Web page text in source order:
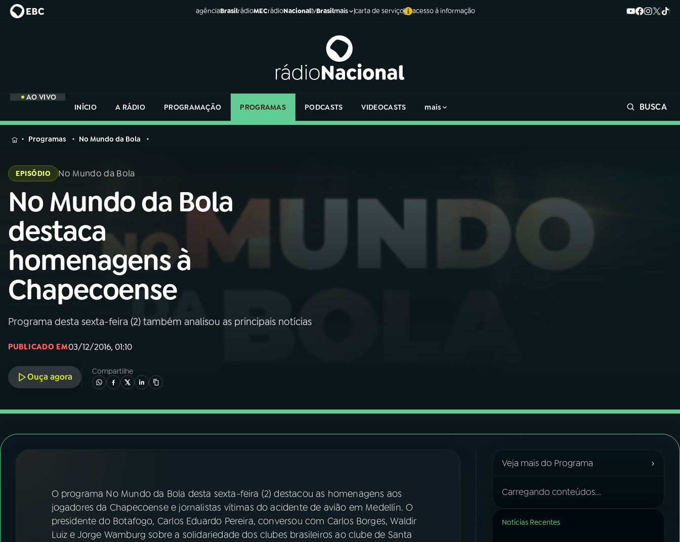
agênciaBrasilrádioMECrádioNacionaltvBrasilmais carta de serviço acesso à informação
AO VIVO
INÍCIO
A RÁDIO PROGRAMAÇÃO PROGRAMAS PODCASTS VIDEOCASTS mais BUSCA
MENU
Buscar
na
Rádio
Nacional
01 INÍCIO
02A RÁDIO
03PROGRAMAÇÃO
05PODCASTS
FESTIVAL DE MÚSICA
ACOMPANHE A RÁDIO NACIONAL
na
Rádio
Programas No Mundo da Bola
EPISÓDIO No Mundo da Bola
No Mundo da Bola
destaca
homenagens à
Chapecoense
Programa desta sexta-feira (2) também analisou as principais notícias
PUBLICADO EM03/12/2016, 01:10
Ouça agora
Compartilhe
O programa No Mundo da Bola desta sexta-feira (2) destacou as homenagens aos
jogadores da Chapecoense e jornalistas vítimas do acidente de avião em Medellín. O
presidente do Botafogo, Carlos Eduardo Pereira, conversou com Carlos Borges, Waldir
Luiz e Jorge Wamburg sobre a solidariedade dos clubes brasileiros ao clube de Santa
Veja mais do Programa ›
Carregando conteúdos...
Notícias Recentes